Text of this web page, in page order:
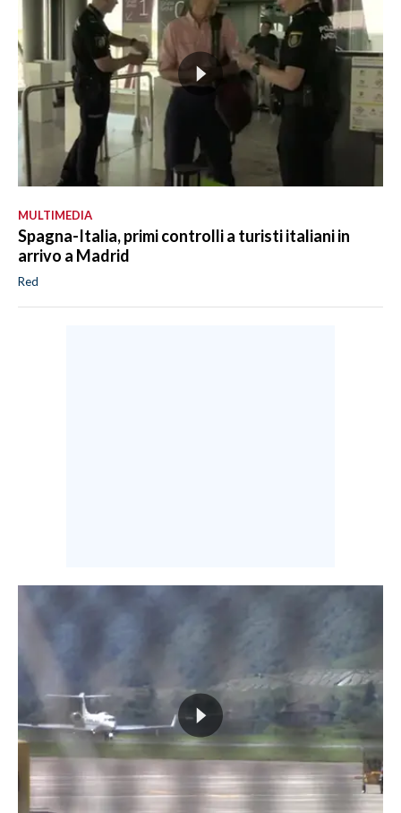
MULTIMEDIA
Spagna-Italia, primi controlli a turisti italiani in
arrivo a Madrid
Red